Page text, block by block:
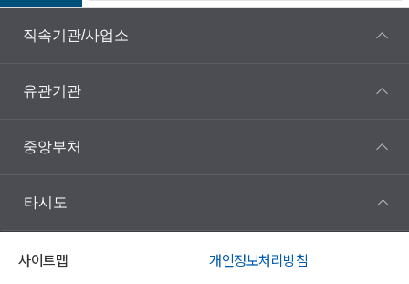
직속기관/사업소
유관기관
중앙부처
타시도
사이트맵
개인정보처리방침